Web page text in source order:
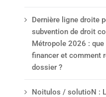
Dernière ligne droite
subvention de droit
Métropole 2026 : que
financer et comment
dossier ?
Noitulos / solutioN :